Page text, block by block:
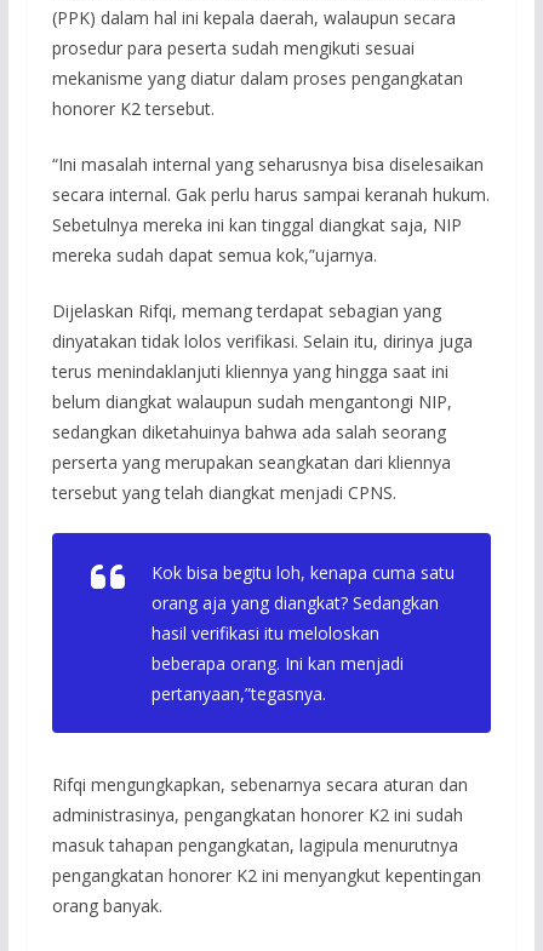
(PPK) dalam hal ini kepala daerah, walaupun secara
prosedur para peserta sudah mengikuti sesuai
mekanisme yang diatur dalam proses pengangkatan
honorer K2 tersebut.
“Ini masalah internal yang seharusnya bisa diselesaikan
secara internal. Gak perlu harus sampai keranah hukum.
Sebetulnya mereka ini kan tinggal diangkat saja, NIP
mereka sudah dapat semua kok,”ujarnya.
Dijelaskan Rifqi, memang terdapat sebagian yang
dinyatakan tidak lolos verifikasi. Selain itu, dirinya juga
terus menindaklanjuti kliennya yang hingga saat ini
belum diangkat walaupun sudah mengantongi NIP,
sedangkan diketahuinya bahwa ada salah seorang
perserta yang merupakan seangkatan dari kliennya
tersebut yang telah diangkat menjadi CPNS.
Kok bisa begitu loh, kenapa cuma satu
orang aja yang diangkat? Sedangkan
hasil verifikasi itu meloloskan
beberapa orang. Ini kan menjadi
pertanyaan,”tegasnya.
Rifqi mengungkapkan, sebenarnya secara aturan dan
administrasinya, pengangkatan honorer K2 ini sudah
masuk tahapan pengangkatan, lagipula menurutnya
pengangkatan honorer K2 ini menyangkut kepentingan
orang banyak.